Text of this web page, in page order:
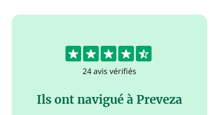
4.6
24 avis vérifiés
Ils ont navigué à Preveza